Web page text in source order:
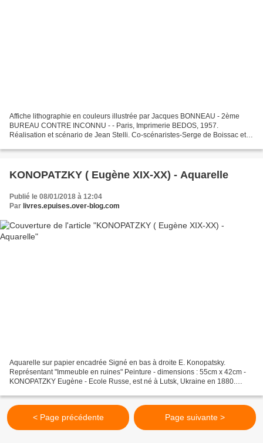
Affiche lithographie en couleurs illustrée par Jacques BONNEAU - 2ème
BUREAU CONTRE INCONNU - - Paris, Imprimerie BEDOS, 1957.
Réalisation et scénario de Jean Stelli. Co-scénaristes-Serge de Boissac et
KONOPATZKY ( Eugène XIX-XX) - Aquarelle
Publié le 08/01/2018 à 12:04
Par livres.epuises.over-blog.com
Aquarelle sur papier encadrée Signé en bas à droite E. Konopatsky.
Représentant "Immeuble en ruines" Peinture - dimensions : 55cm x 42cm -
KONOPATZKY Eugène - Ecole Russe, est né à Lutsk, Ukraine en 1880.
< Page précédente Page suivante >